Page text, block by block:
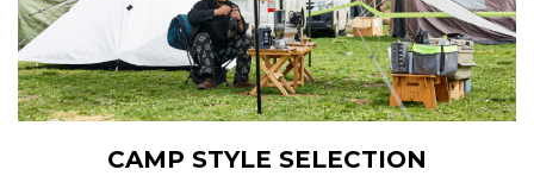
CAMP STYLE SELECTION